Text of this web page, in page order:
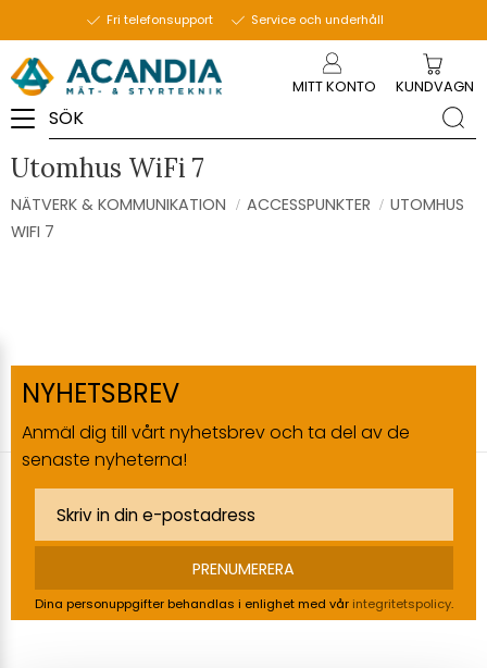
Fri telefonsupport Service och underhåll
MITT KONTO KUNDVAGN
Utomhus WiFi 7
NÄTVERK & KOMMUNIKATION ACCESSPUNKTER
UTOMHUS
WIFI 7
NYHETSBREV
Anmäl dig till vårt nyhetsbrev och ta del av de
senaste nyheterna!
PRENUMERERA
Dina personuppgifter behandlas i enlighet med vår integritetspolicy.